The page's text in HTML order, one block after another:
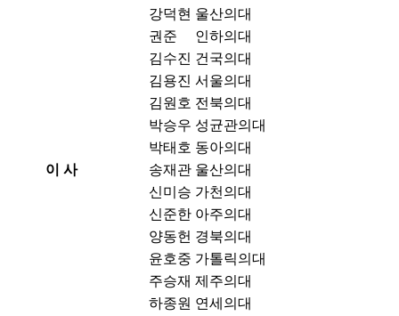
이 사
강덕현 울산의대
권준
인하의대
김수진 건국의대
김용진 서울의대
김원호 전북의대
박승우 성균관의대
박태호 동아의대
송재관 울산의대
신미승 가천의대
신준한 아주의대
양동헌 경북의대
윤호중 가톨릭의대
주승재 제주의대
하종원 연세의대